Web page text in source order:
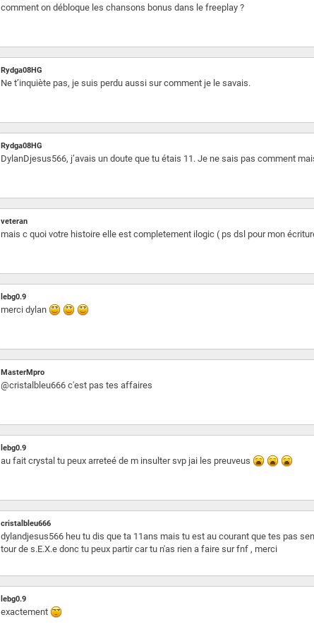
comment on débloque les chansons bonus dans le freeplay ?
Rydga08HG
Ne t’inquiète pas, je suis perdu aussi sur comment je le savais.
Rydga08HG
DylanDjesus566, j’avais un doute que tu étais 11. Je ne sais pas comment
veteran
mais c quoi votre histoire elle est completement ilogic ( ps dsl pour mon
lebg0.9
merci dylan
MasterMpro
@cristalbleu666 c'est pas tes affaires
lebg0.9
au fait crystal tu peux arreteé de m insulter svp jai les preuveus
cristalbleu666
dylandjesus566 heu tu dis que ta 11ans mais tu est au courant que tes pas
tour de s.E.X.e donc tu peux partir car tu n'as rien a faire sur fnf , merci
lebg0.9
exactement